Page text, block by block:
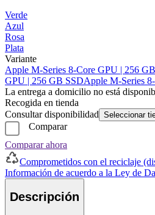
Verde
Azul
Rosa
Plata
Variante
Apple M-Series 8-Core GPU | 256
GPU | 256 GB SSDApple M-Series
La entrega a domicilio no está
Recogida en tienda
Consultar disponibilidad Seleccionar
Comparar
Comparar ahora
Comprometidos con el reciclaje
Información de acuerdo a la Ley de
Descripción